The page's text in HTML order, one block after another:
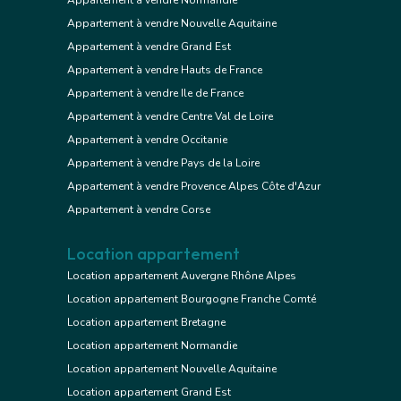
Appartement à vendre Nouvelle Aquitaine
Appartement à vendre Grand Est
Appartement à vendre Hauts de France
Appartement à vendre Ile de France
Appartement à vendre Centre Val de Loire
Appartement à vendre Occitanie
Appartement à vendre Pays de la Loire
Appartement à vendre Provence Alpes Côte d'Azur
Appartement à vendre Corse
Location appartement
Location appartement Auvergne Rhône Alpes
Location appartement Bourgogne Franche Comté
Location appartement Bretagne
Location appartement Normandie
Location appartement Nouvelle Aquitaine
Location appartement Grand Est